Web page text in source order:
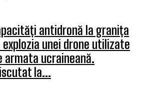
antidronă la granița
explozia unei drone utilizate
armata ucraineană.
la...